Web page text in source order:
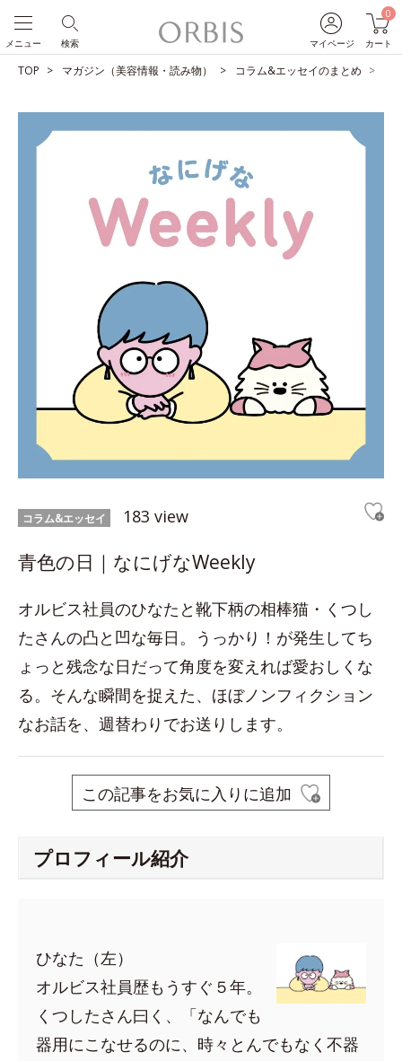
マイページ
0
カート
検索
メニュー
TOP マガジン（美容情報・読み物） コラム&エッセイのまとめ
コラム&エッセイ 183 view
青色の日｜なにげなWeekly
オルビス社員のひなたと靴下柄の相棒猫・くつし
たさんの凸と凹な毎日。うっかり！が発生してち
ょっと残念な日だって角度を変えれば愛おしくな
る。そんな瞬間を捉えた、ほぼノンフィクション
なお話を、週替わりでお送りします。
この記事をお気に入りに追加
プロフィール紹介
ひなた（左）
オルビス社員歴もうすぐ５年。
くつしたさん曰く、「なんでも
器用にこなせるのに、時々とんでもなく不器